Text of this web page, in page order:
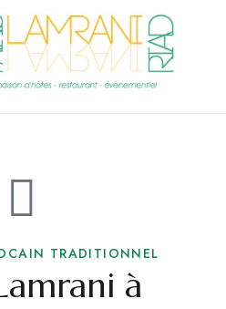
TRADITIONNEL
à